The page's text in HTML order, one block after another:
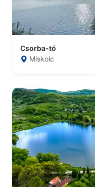
Csorba-tó
Miskolc